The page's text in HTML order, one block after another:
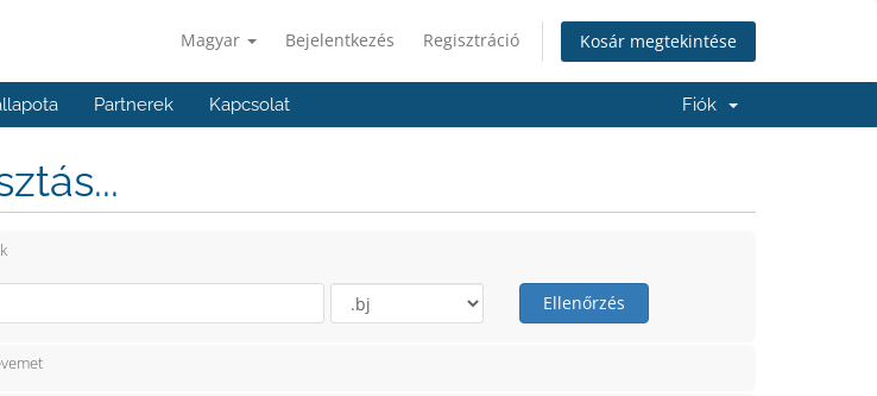
Magyar Bejelentkezés Regisztráció Kosár megtekintése
Partnerek Kapcsolat Fiók
Ellenőrzés